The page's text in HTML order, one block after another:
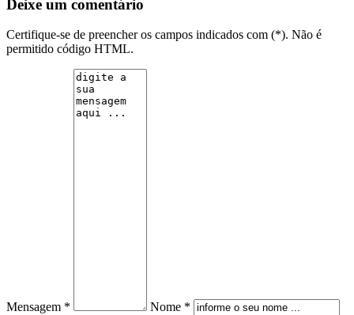
Deixe um comentário
Certifique-se de preencher os campos indicados com (*). Não é
permitido código HTML.
Mensagem *
Nome *